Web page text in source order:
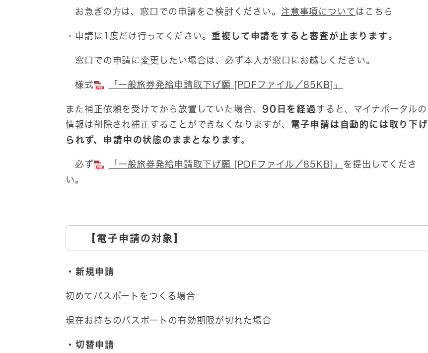
お急ぎの方は、窓口での申請をご検討ください。 注意事項について はこちら​
・申請は1度だけ行ってください。 重複して申請をすると審査が止まります 。
窓口での申請に変更したい場合は、必ず本人が窓口にお越しください。
様式 「一般旅券発給申請取下げ願 [PDFファイル／85KB]」
また補正依頼を受けてから放置していた場合、 90日を経過 すると、マイナポータルの
情報は削除され補正することができなくなりますが、 電子申請は自動的には取り下げ
られず、申請中の状態のままとなります。
必ず 「一般旅券発給申請取下げ願 [PDFファイル／85KB]」
を提出してくださ
い。
【電子申請の対象】
・新規申請
初めてパスポートをつくる場合
現在お持ちのパスポートの有効期限が切れた場合
・切替申請